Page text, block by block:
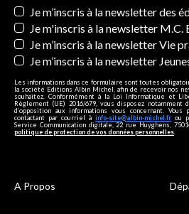
Newsletters
Je m’inscris à la newsletter des
Je m'inscris à la newsletter M.C.
Je m’inscris à la newsletter Vie
Je m’inscris à la newsletter
Les informations dans ce formulaire sont toutes
la société Editions Albin Michel, afin de recevoir nos
souhaitez. Conformément à la Loi Informatique et
Règlement (UE) 2016/679, vous disposez
d’opposition aux informations vous concernant.
contactant par courriel à info-site@albin-michel.fr ou
Service Communication digitale, 22 rue Huyghens,
politique de protection de vos données personnelles
A Propos